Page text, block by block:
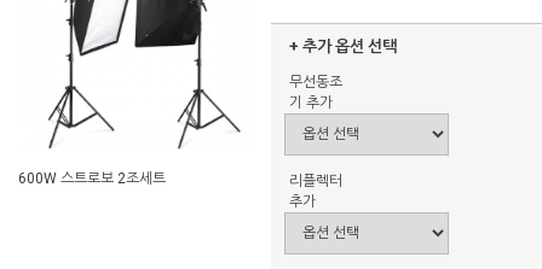
600W 스트로보 2조세트
+ 추가 옵션 선택
무선동조
기 추가
리플렉터
추가